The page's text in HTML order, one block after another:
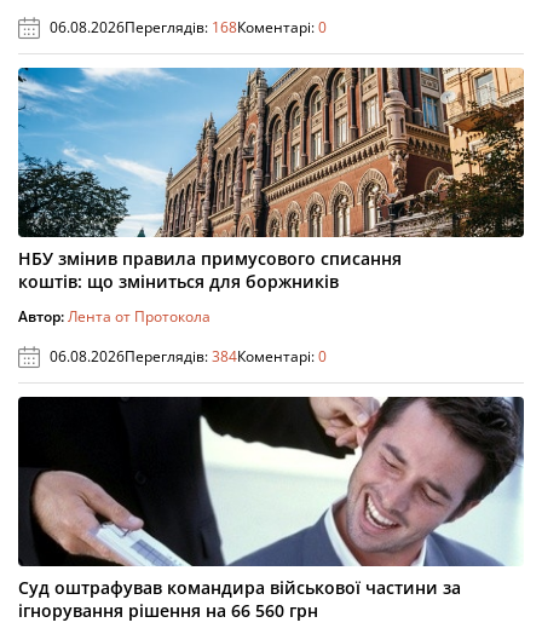
06.08.2026Переглядів: 168Коментарі:0
НБУ змінив правила примусового списання
коштів: що зміниться для боржників
Автор:Лента от Протокола
06.08.2026Переглядів:384Коментарі:0
Суд оштрафував командира військової частини за
ігнорування рішення на 66 560 грн